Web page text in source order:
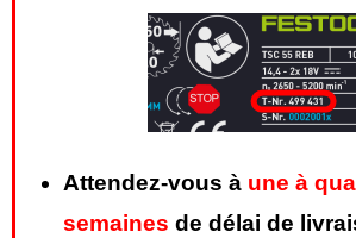
Attendez-vous à une à
semaines de délai de